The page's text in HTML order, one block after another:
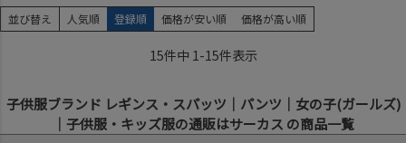
並び替え 人気順 登録順 価格が安い順 価格が高い順
15件中 1-15件表示
子供服ブランド レギンス・スパッツ｜パンツ｜女の子(ガールズ)
｜子供服・キッズ服の通販はサーカス の商品一覧